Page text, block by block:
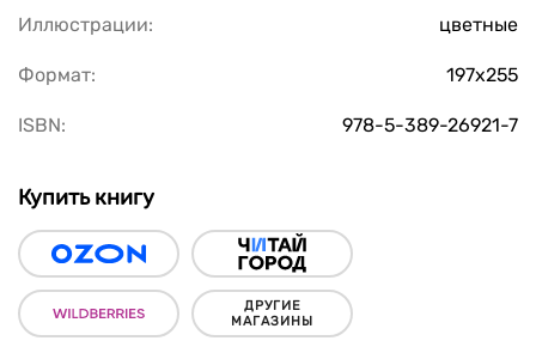
Иллюстрации: цветные
Формат: 197х255
ISBN: 978-5-389-26921-7
Купить книгу
ДРУГИЕ
МАГАЗИНЫ